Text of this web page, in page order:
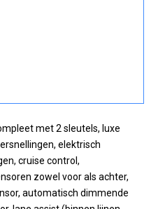
met 2 sleutels, luxe
elektrisch
cruise control,
zowel voor als achter,
automatisch dimmende